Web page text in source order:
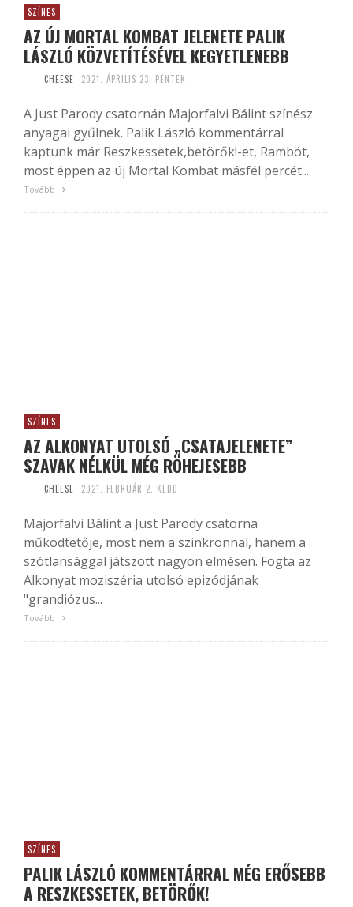
SZÍNES
AZ ÚJ MORTAL KOMBAT JELENETE PALIK
LÁSZLÓ KÖZVETÍTÉSÉVEL KEGYETLENEBB
CHEESE 2021. ÁPRILIS 23. PÉNTEK
A Just Parody csatornán Majorfalvi Bálint színész
anyagai gyűlnek. Palik László kommentárral
kaptunk már Reszkessetek,betörők!-et, Rambót,
most éppen az új Mortal Kombat másfél percét...
Tovább
SZÍNES
AZ ALKONYAT UTOLSÓ „CSATAJELENETE”
SZAVAK NÉLKÜL MÉG RÖHEJESEBB
CHEESE 2021. FEBRUÁR 2. KEDD
Majorfalvi Bálint a Just Parody csatorna
működtetője, most nem a szinkronnal, hanem a
szótlansággal játszott nagyon elmésen. Fogta az
Alkonyat moziszéria utolsó epizódjának
"grandiózus...
Tovább
SZÍNES
PALIK LÁSZLÓ KOMMENTÁRRAL MÉG ERŐSEBB
A RESZKESSETEK, BETÖRŐK!